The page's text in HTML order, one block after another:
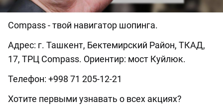
Compass - твой навигатор шопинга.
Адрес: г. Ташкент, Бектемирский Район, ТКАД,
17, ТРЦ Compass. Ориентир: мост Куйлюк.
Телефон: +998 71 205-12-21
Хотите первыми узнавать о всех акциях?